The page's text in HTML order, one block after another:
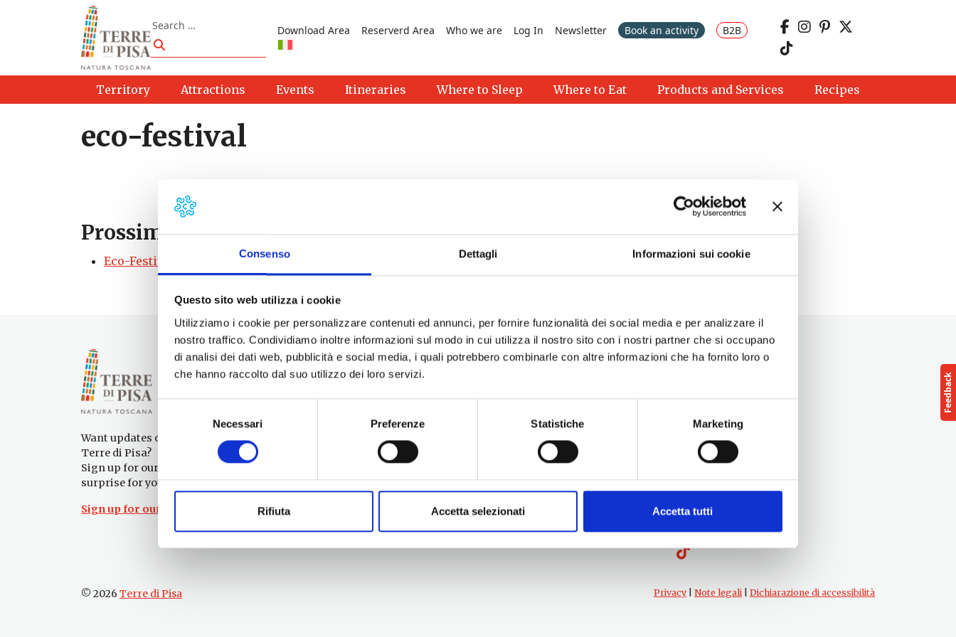
Consenso Dettagli Informazioni sui cookie
Questo sito web utilizza i cookie
Utilizziamo i cookie per personalizzare contenuti ed annunci, per fornire funzionalità dei social media e per analizzare il
nostro traffico. Condividiamo inoltre informazioni sul modo in cui utilizza il nostro sito con i nostri partner che si occupano
di analisi dei dati web, pubblicità e social media, i quali potrebbero combinarle con altre informazioni che ha fornito loro o
che hanno raccolto dal suo utilizzo dei loro servizi.
consenso
Necessari Preferenze Statistiche Marketing
Rifiuta Accetta selezionati Accetta tutti
Search
Search
Download Area Reserverd Area Who we are Log In Newsletter Book an activity B2B
Territory Attractions Events Itineraries Where to Sleep Where to Eat Products and Services Recipes
eco-festival
Prossimi eventi
Eco-Festival "A piedi nudi" | Santa Luce - 13/08/2026 - 16/08/2026 - 18:00 - 23:30
Want updates on what to do and see in the
Terre di Pisa?
Sign up for our newsletter! An immediate
surprise for you!
Sign up for our Newsletter!
Information
Promotion and Development Service
Experiences
Territory
Itineraries
Accomodation & Products
Who we are
Follow us
© 2026 Terre di Pisa Privacy| Note legali Dichiarazione di accessibilità